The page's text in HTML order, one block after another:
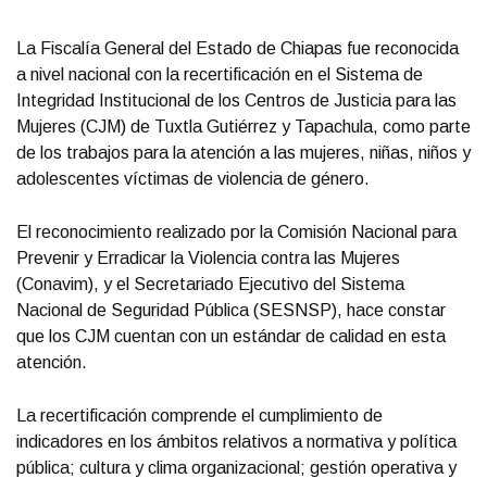
La Fiscalía General del Estado de Chiapas fue reconocida
a nivel nacional con la recertificación en el Sistema de
Integridad Institucional de los Centros de Justicia para las
Mujeres (CJM) de Tuxtla Gutiérrez y Tapachula, como parte
de los trabajos para la atención a las mujeres, niñas, niños y
adolescentes víctimas de violencia de género.
El reconocimiento realizado por la Comisión Nacional para
Prevenir y Erradicar la Violencia contra las Mujeres
(Conavim), y el Secretariado Ejecutivo del Sistema
Nacional de Seguridad Pública (SESNSP), hace constar
que los CJM cuentan con un estándar de calidad en esta
atención.
La recertificación comprende el cumplimiento de
indicadores en los ámbitos relativos a normativa y política
pública; cultura y clima organizacional; gestión operativa y